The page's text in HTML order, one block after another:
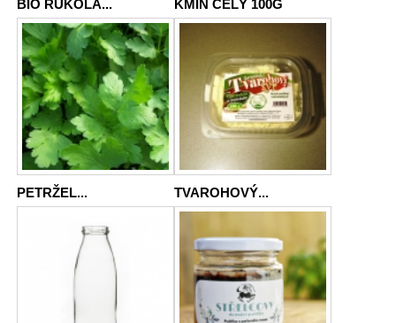
BIO RUKOLA... KMÍN CELÝ 100G
PETRŽEL... TVAROHOVÝ...